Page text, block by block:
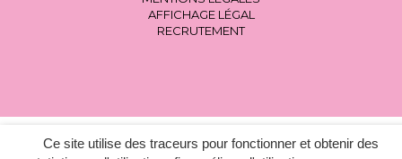
Ce site utilise des traceurs pour fonctionner et obtenir des
AFFICHAGE LÉGAL
RECRUTEMENT